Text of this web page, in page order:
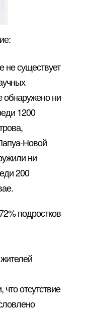
не существует
обнаружено ни
1200
Новой
ни
200
подростков
отсутствие